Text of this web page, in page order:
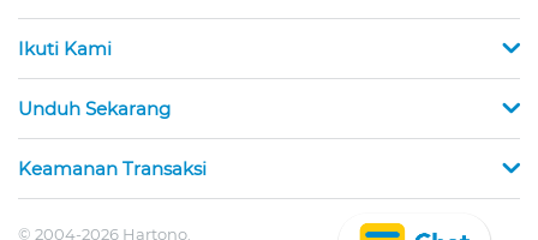
Ikuti Kami
Unduh Sekarang
Keamanan Transaksi
© 2004-2026 Hartono.